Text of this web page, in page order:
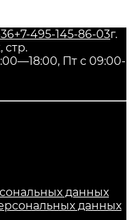
+7-495-145-86-03г.
стр.
Пт с 09:00-
данных
данных